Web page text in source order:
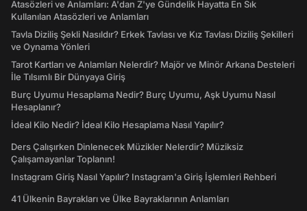
Atasözleri ve Anlamları: A'dan Z'ye Gündelik Hayatta En Sık
Kullanılan Atasözleri ve Anlamları
Tavla Diziliş Şekli Nasıldır? Erkek Tavlası ve Kız Tavlası Diziliş Şekilleri
ve Oynama Yönleri
Tarot Kartları ve Anlamları Nelerdir? Majör ve Minör Arkana Desteleri
İle Tılsımlı Bir Dünyaya Giriş
Burç Uyumu Hesaplama Nedir? Burç Uyumu, Aşk Uyumu Nasıl
Hesaplanır?
İdeal Kilo Nedir? İdeal Kilo Hesaplama Nasıl Yapılır?
Ders Çalışırken Dinlenecek Müzikler Nelerdir? Müziksiz
Çalışamayanlar Toplanın!
Instagram Giriş Nasıl Yapılır? Instagram'a Giriş İşlemleri Rehberi
41 Ülkenin Bayrakları ve Ülke Bayraklarının Anlamları